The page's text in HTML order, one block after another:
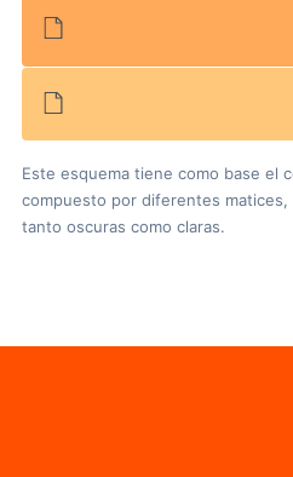
Este esquema tiene como base el
compuesto por diferentes matices,
tanto oscuras como claras.